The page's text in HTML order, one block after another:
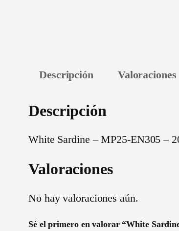
Descripción Valoraciones
Descripción
White Sardine – MP25-EN305 –
Valoraciones
No hay valoraciones aún.
Sé el primero en valorar “White